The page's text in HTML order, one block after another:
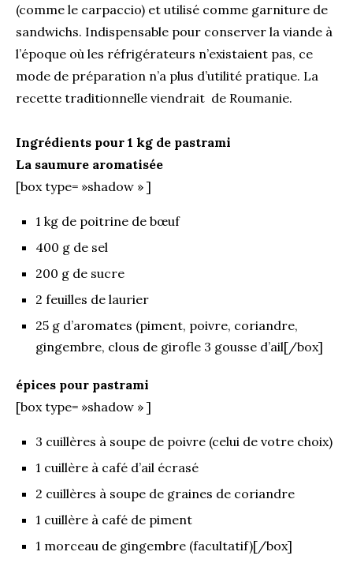
(comme le carpaccio) et utilisé comme garniture de
sandwichs. Indispensable pour conserver la viande à
l’époque où les réfrigérateurs n’existaient pas, ce
mode de préparation n’a plus d’utilité pratique. La
recette traditionnelle viendrait de Roumanie.
Ingrédients pour 1 kg de pastrami
La saumure aromatisée
[box type= »shadow » ]
1 kg de poitrine de bœuf
400 g de sel
200 g de sucre
2 feuilles de laurier
25 g d’aromates (piment, poivre, coriandre,
gingembre, clous de girofle 3 gousse d’ail[/box]
épices pour pastrami
[box type= »shadow » ]
3 cuillères à soupe de poivre (celui de votre choix)
1 cuillère à café d’ail écrasé
2 cuillères à soupe de graines de coriandre
1 cuillère à café de piment
1 morceau de gingembre (facultatif)[/box]